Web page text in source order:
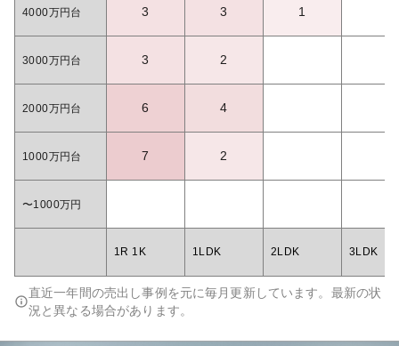
4000万円台 3 3 1
3000万円台 3 2
2000万円台 6 4
1000万円台 7 2
〜1000万円
1R 1K 1LDK 2LDK 3LDK
直近一年間の売出し事例を元に毎月更新しています。最新の状
況と異なる場合があります。